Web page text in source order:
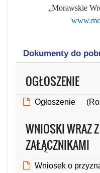
„Morawskie
Dokumenty do
OGŁOSZENIE
Ogłoszenie
WNIOSKI WRAZ
ZAŁĄCZNIKAMI
Wniosek o